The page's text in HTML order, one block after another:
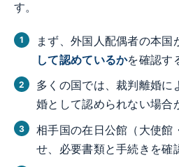
す。
まず、外国人配偶者の本国
して認めているかを確認す
多くの国では、裁判離婚に
婚として認められない場合
相手国の在日公館（大使館
せ、必要書類と手続きを確